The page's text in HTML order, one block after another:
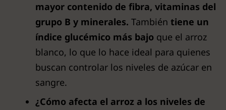
mayor contenido de fibra, vitaminas del
grupo B y minerales. También tiene un
índice glucémico más bajo que el arroz
blanco, lo que lo hace ideal para quienes
buscan controlar los niveles de azúcar en
sangre.
¿Cómo afecta el arroz a los niveles de